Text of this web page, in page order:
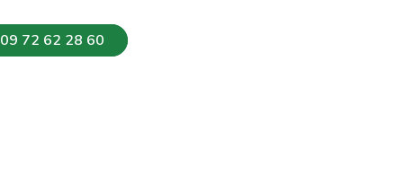
09 72 62 28 60